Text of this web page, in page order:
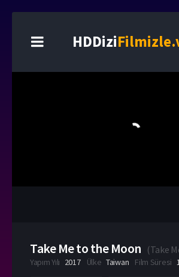
HDDizi
Take Me to the Moon (Take
Yapım Yılı 2017 Ülke Taiwan Film Süresi